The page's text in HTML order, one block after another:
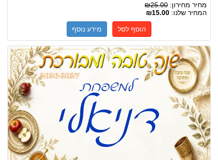
מחיר מחירון: ₪25.00
המחיר שלנו: ₪15.00
הוסף לסל מידע נוסף